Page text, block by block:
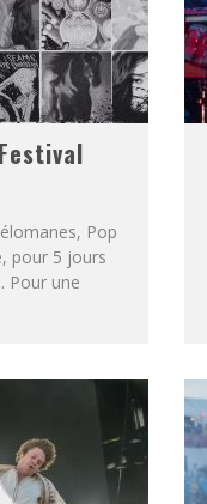
Pop
pour 5 jours
Pour une